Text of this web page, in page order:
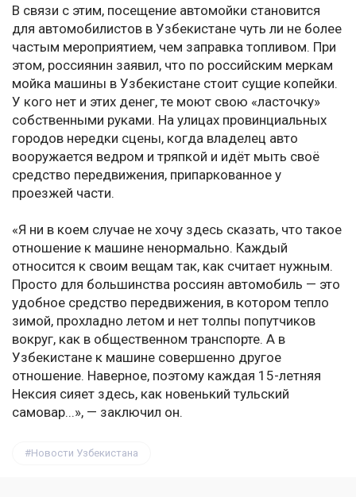
В связи с этим, посещение автомойки становится
для автомобилистов в Узбекистане чуть ли не более
частым мероприятием, чем заправка топливом. При
этом, россиянин заявил, что по российским меркам
мойка машины в Узбекистане стоит сущие копейки.
У кого нет и этих денег, те моют свою «ласточку»
собственными руками. На улицах провинциальных
городов нередки сцены, когда владелец авто
вооружается ведром и тряпкой и идёт мыть своё
средство передвижения, припаркованное у
проезжей части.
«Я ни в коем случае не хочу здесь сказать, что такое
отношение к машине ненормально. Каждый
относится к своим вещам так, как считает нужным.
Просто для большинства россиян автомобиль — это
удобное средство передвижения, в котором тепло
зимой, прохладно летом и нет толпы попутчиков
вокруг, как в общественном транспорте. А в
Узбекистане к машине совершенно другое
отношение. Наверное, поэтому каждая 15-летняя
Нексия сияет здесь, как новенький тульский
самовар...», — заключил он.
Новости Узбекистана